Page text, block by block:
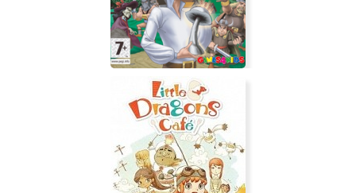
Gilbert Goodmate and the